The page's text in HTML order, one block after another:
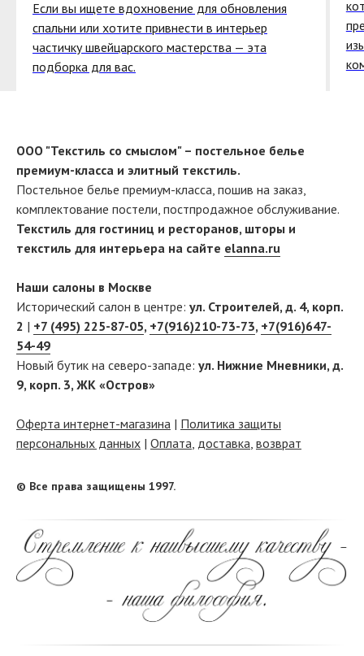
Если вы ищете вдохновение для обновления
спальни или хотите привнести в интерьер
частичку швейцарского мастерства — эта
подборка для вас.
ООО "Текстиль со смыслом" – постельное белье
премиум-класса и элитный текстиль.
Постельное белье премиум-класса, пошив на заказ,
комплектование постели, постпродажное обслуживание.
Текстиль для гостиниц и ресторанов, шторы и
текстиль для интерьера на сайте elanna.ru
Наши салоны в Москве
Исторический салон в центре: ул. Строителей, д. 4, корп.
2 | +7 (495) 225-87-05, +7(916)210-73-73, +7(916)647-
54-49
Новый бутик на северо-западе: ул. Нижние Мневники, д.
9, корп. 3, ЖК «Остров»
Оферта интернет-магазина | Политика защиты
персональных данных | Оплата, доставка, возврат
© Все права защищены 1997.